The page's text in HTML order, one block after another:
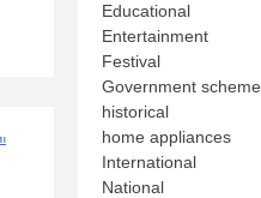
Educational
Entertainment
Festival
Government scheme
historical
home appliances
International
National